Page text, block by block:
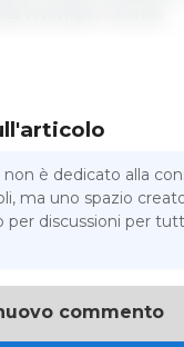
www.bcr.com.ar
è dedicato alla
ma uno spazio
per discussioni per
commento